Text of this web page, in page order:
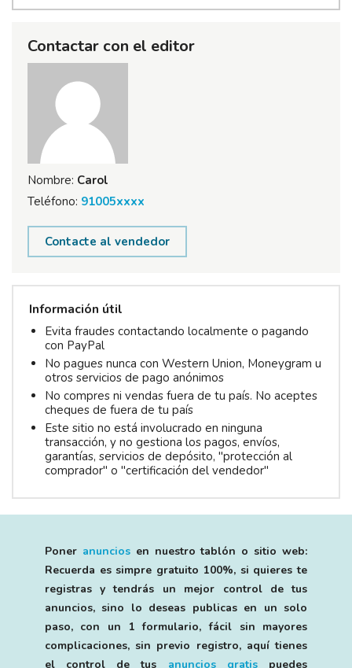
Contactar con el editor
Nombre: Carol
Teléfono: 91005xxxx
Contacte al vendedor
Información útil
Evita fraudes contactando localmente o pagando
con PayPal
No pagues nunca con Western Union, Moneygram u
otros servicios de pago anónimos
No compres ni vendas fuera de tu país. No aceptes
cheques de fuera de tu país
Este sitio no está involucrado en ninguna
transacción, y no gestiona los pagos, envíos,
garantías, servicios de depósito, "protección al
comprador" o "certificación del vendedor"
Poner anunciosen nuestro tablón o sitio web:
Recuerda es simpre gratuito 100%, si quieres te
registras y tendrás un mejor control de tus
anuncios, sino lo deseas publicas en un solo
paso, con un 1 formulario, fácil sin mayores
complicaciones, sin previo registro, aquí tienes
el control de tus anuncios gratispuedes